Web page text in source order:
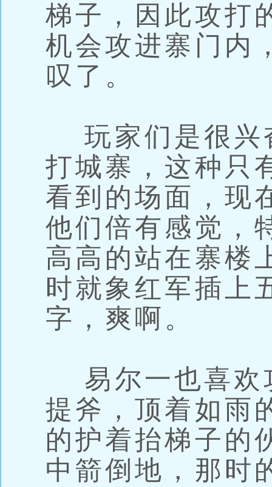
梯子，因此攻打
机会攻进寨门内
叹了。
玩家们是很兴
打城寨，这种只
看到的场面，现
他们倍有感觉，
高高的站在寨楼
时就象红军插上
字，爽啊。
易尔一也喜欢
提斧，顶着如雨
的护着抬梯子的
中箭倒地，那时